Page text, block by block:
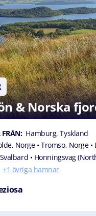
& Norska
FRÅN: Hamburg, Tyskland
Norge • Tromso, Norge
• Honningsvag
+1 övriga hamnar